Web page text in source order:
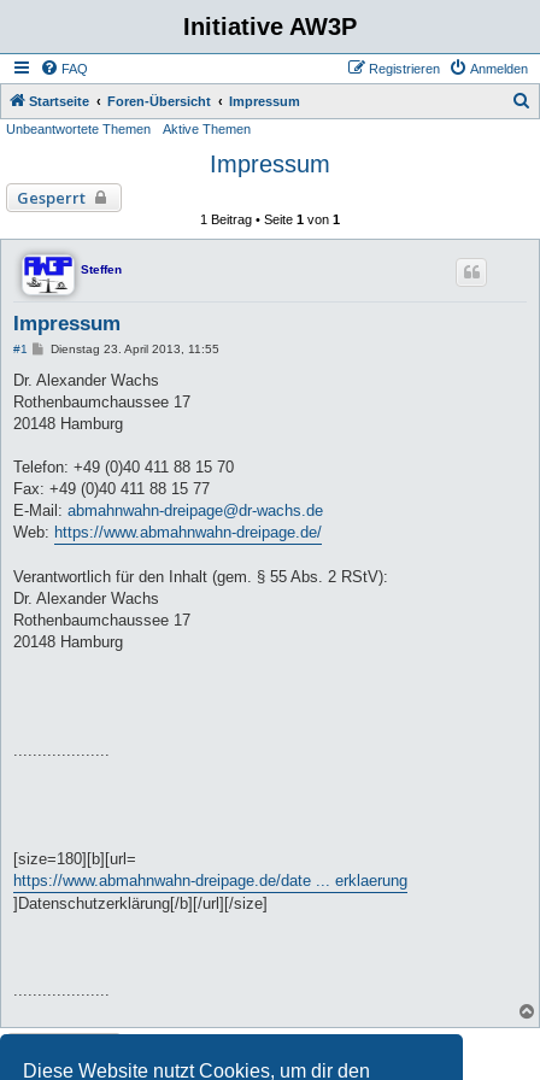
Diese Website nutzt Cookies, um dir den
Initiative AW3P
FAQ Anmelden
Registrieren
Startseite Foren-Übersicht Impressum
Unbeantwortete Themen Aktive Themen
Impressum
Gesperrt
1 Beitrag • Seite 1 von 1
Steffen
Impressum
#1
B
i
r
a
Dienstag 23. April 2013, 11:55
Dr. Alexander Wachs
Rothenbaumchaussee 17
20148 Hamburg
Telefon: +49 (0)40 411 88 15 70
Fax: +49 (0)40 411 88 15 77
E-Mail: abmahnwahn-dreipage@dr-wachs.de
Web: https://www.abmahnwahn-dreipage.de/
Verantwortlich für den Inhalt (gem. § 55 Abs. 2 RStV):
Dr. Alexander Wachs
Rothenbaumchaussee 17
20148 Hamburg
....................
[size=180][b][url=
https://www.abmahnwahn-dreipage.de/date ... erklaerung
]Datenschutzerklärung[/b][/url][/size]
....................
1 Beitrag • Seite1von 1